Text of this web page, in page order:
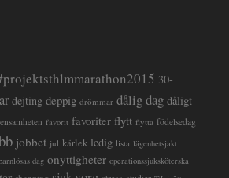
30-
dejting deppig drömmar dålig dag dåligt
ensamheten favorit favoriter flytt flytta födelsedag
jobbet jul kärlek ledig lista lägenhetsjakt
dag onyttigheter operationssjuksköterska